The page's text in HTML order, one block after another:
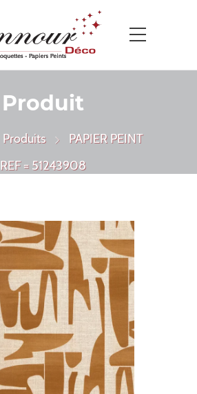
Produit
Produits
PAPIER PEINT
REF = 51243908